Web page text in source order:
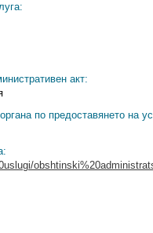
акт:
по предоставянето на